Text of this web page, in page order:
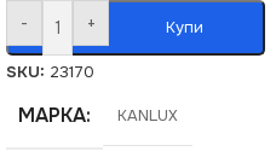
- + Купи
SKU: 23170
МАРКА KANLUX